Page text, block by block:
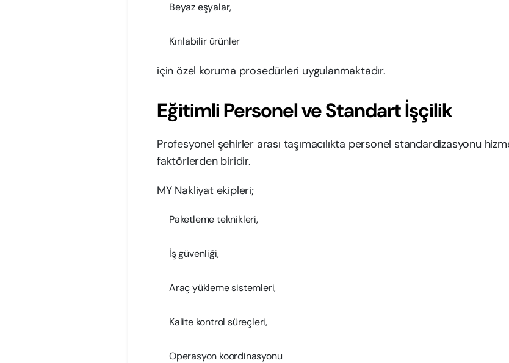
Beyaz eşyalar,
Kırılabilir ürünler
için özel koruma prosedürleri uygulanmaktadır.
Eğitimli Personel ve Standart İşçilik
Profesyonel şehirler arası taşımacılıkta personel standardizasyonu
faktörlerden biridir.
MY Nakliyat ekipleri;
Paketleme teknikleri,
İş güvenliği,
Araç yükleme sistemleri,
Kalite kontrol süreçleri,
Operasyon koordinasyonu